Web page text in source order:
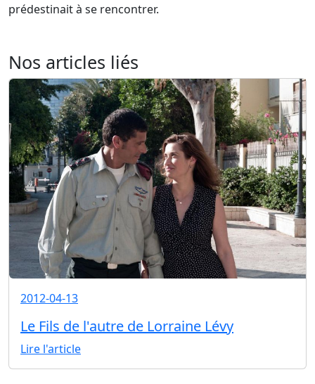
prédestinait à se rencontrer.
Nos articles liés
2012-04-13
Le Fils de l'autre de Lorraine Lévy
Lire l'article